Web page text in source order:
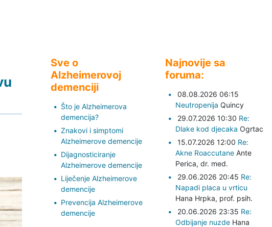
Sve o
Alzheimerovoj
demenciji
Što je Alzheimerova
demencija?
Znakovi i simptomi
Alzheimerove demencije
Dijagnosticiranje
Alzheimerove demencije
Liječenje Alzheimerove
demencije
Prevencija Alzheimerove
demencije
Najnovije sa
foruma:
08.08.2026 06:15
Neutropenija Quincy
29.07.2026 10:30 Re:
Dlake kod djecaka Ogrtac
15.07.2026 12:00 Re:
Akne Roaccutane Ante
Perica, dr. med.
29.06.2026 20:45 Re:
Napadi placa u vrticu
Hana Hrpka, prof. psih.
20.06.2026 23:35 Re:
Odbijanje nuzde Hana